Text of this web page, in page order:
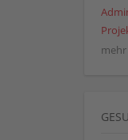
mehr